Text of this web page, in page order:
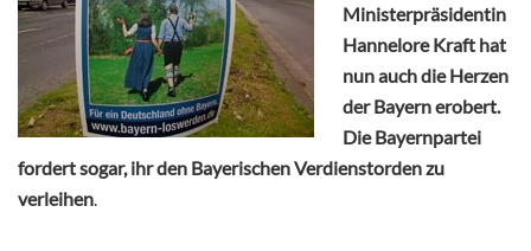
Ministerpräsidentin
Hannelore Kraft hat
nun auch die Herzen
der Bayern erobert.
Die Bayernpartei
fordert sogar, ihr den Bayerischen Verdienstorden zu
verleihen